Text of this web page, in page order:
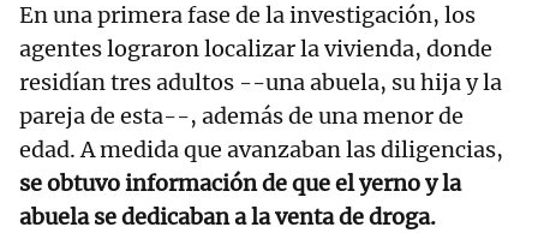
En una primera fase de la investigación, los
agentes lograron localizar la vivienda, donde
residían tres adultos --una abuela, su hija y la
pareja de esta--, además de una menor de
edad. A medida que avanzaban las diligencias,
se obtuvo información de que el yerno y la
abuela se dedicaban a la venta de droga.